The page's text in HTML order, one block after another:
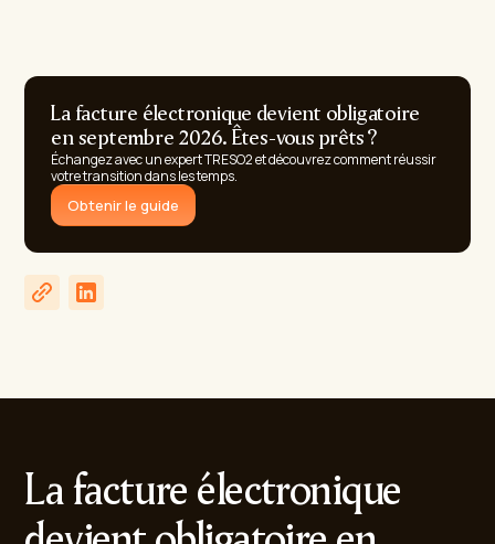
La facture électronique devient obligatoire
en septembre 2026. Êtes-vous prêts ?
Échangez avec un expert TRESO2 et découvrez comment réussir
votre transition dans les temps.
Obtenir le guide
La facture électronique